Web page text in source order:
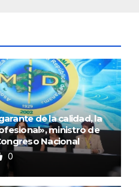
de la calidad, la
ministro de
Nacional
0